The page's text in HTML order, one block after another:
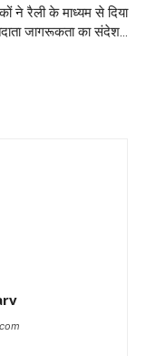
ने रैली के माध्यम से दिया
जागरूकता का संदेश…